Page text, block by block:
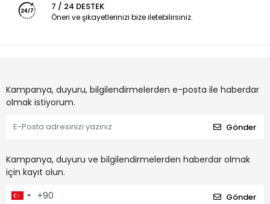
7 / 24 DESTEK
Öneri ve şikayetlerinizi bize iletebilirsiniz.
Kampanya, duyuru, bilgilendirmelerden e-posta ile haberdar
olmak istiyorum.
Gönder
Kampanya, duyuru ve bilgilendirmelerden haberdar olmak
için kayıt olun.
Gönder